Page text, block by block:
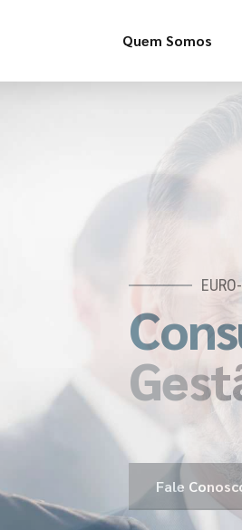
Quem Somos
Fale